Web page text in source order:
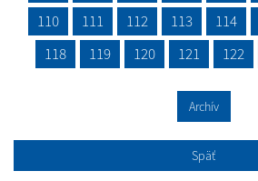
110
111 112 113 114
118
119 120 121 122
Archív
Späť